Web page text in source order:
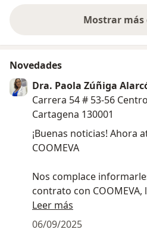
Mostrar más
Novedades
Dra. Paola Zúñiga
Carrera 54 # 53-56
Cartagena 130001
¡Buenas noticias! Ahora
COOMEVA
Nos complace
contrato con
brindar atención
Psicología,
Leer más
06/09/2025